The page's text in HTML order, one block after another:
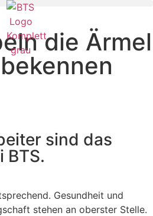
die Ärmel
sind das
BTS.
Gesundheit und
stehen an oberster Stelle.